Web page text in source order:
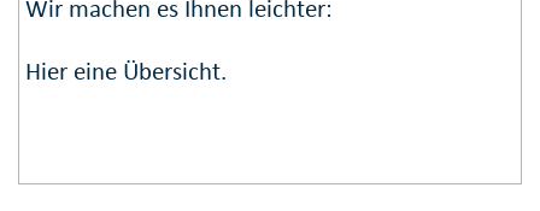
Wir machen es Ihnen leichter:
Hier eine Übersicht.